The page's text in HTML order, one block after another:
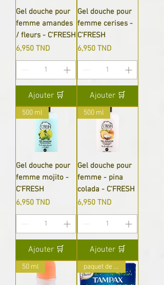
Gel douche pour
femme amandes
/ fleurs - C'FRESH
Prix
6,950 TND
Ajouter 🛒
Gel douche pour
femme cerises -
C'FRESH
Prix
6,950 TND
Ajouter 🛒
500 ml
Gel douche pour
femme mojito -
C'FRESH
Prix
6,950 TND
Ajouter 🛒
500 ml
Gel douche pour
femme - pina
colada - C'FRESH
Prix
6,950 TND
Ajouter 🛒
50 ml paquet de 12